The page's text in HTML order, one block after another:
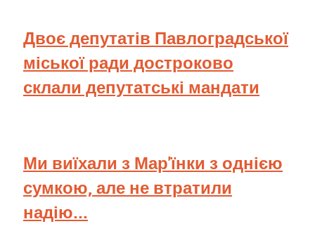
Двоє депутатів Павлоградської
міської ради достроково
склали депутатські мандати
Ми виїхали з Мар'їнки з однією
сумкою, але не втратили
надію...